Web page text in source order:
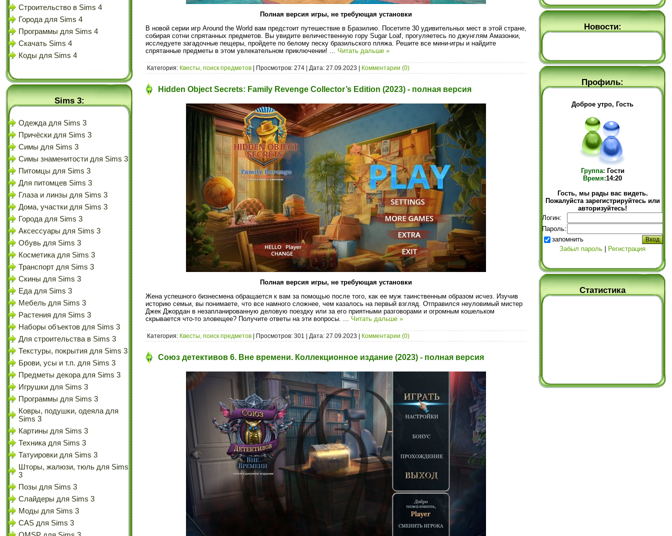
Строительство в Sims 4
Города для Sims 4
Программы для Sims 4
Скачать Sims 4
Коды для Sims 4
Sims 3:
Одежда для Sims 3
Причёски для Sims 3
Симы для Sims 3
Симы знаменитости для Sims 3
Питомцы для Sims 3
Для питомцев Sims 3
Глаза и линзы для Sims 3
Дома, участки для Sims 3
Города для Sims 3
Аксессуары для Sims 3
Обувь для Sims 3
Косметика для Sims 3
Транспорт для Sims 3
Скины для Sims 3
Еда для Sims 3
Мебель для Sims 3
Растения для Sims 3
Наборы объектов для Sims 3
Для строительства в Sims 3
Текстуры, покрытия для Sims 3
Брови, усы и т.п. для Sims 3
Предметы декора для Sims 3
Игрушки для Sims 3
Программы для Sims 3
Ковры, подушки, одеяла для
Sims 3
Картины для Sims 3
Техника для Sims 3
Татуировки для Sims 3
Шторы, жалюзи, тюль для Sims
3
Позы для Sims 3
Слайдеры для Sims 3
Моды для Sims 3
CAS для Sims 3
Полная версия игры, не требующая установки
В новой серии игр Around the World вам предстоит путешествие в Бразилию. Посетите 30 удивительных мест в этой стране,
собирая сотни спрятанных предметов. Вы увидите величественную гору Sugar Loaf, прогуляетесь по джунглям Амазонки,
исследуете загадочные пещеры, пройдете по белому песку бразильского пляжа. Решите все мини-игры и найдите
спрятанные предметы в этом увлекательном приключении! ... Читать дальше »
Категория: Квесты, поиск предметов | Просмотров: 274 | Дата: 27.09.2023 | Комментарии (0)
Hidden Object Secrets: Family Revenge Collector’s Edition (2023) - полная версия
Полная версия игры, не требующая установки
Жена успешного бизнесмена обращается к вам за помощью после того, как ее муж таинственным образом исчез. Изучив
историю семьи, вы понимаете, что все намного сложнее, чем казалось на первый взгляд. Отправился неуловимый мистер
Джек Джордан в незапланированную деловую поездку или за его приятными разговорами и огромным кошельком
скрывается что-то зловещее? Получите ответы на эти вопросы. ... Читать дальше »
Категория: Квесты, поиск предметов | Просмотров: 301 | Дата: 27.09.2023 | Комментарии (0)
Союз детективов 6. Вне времени. Коллекционное издание (2023) - полная версия
Новости:
Профиль:
Доброе утро, Гость
Группа: Гости
Время:14:20
Гость, мы рады вас видеть.
Пожалуйста зарегистрируйтесь или
авторизуйтесь!
Логин:
Пароль:
запомнить
Забыл пароль
Регистрация
Статистика